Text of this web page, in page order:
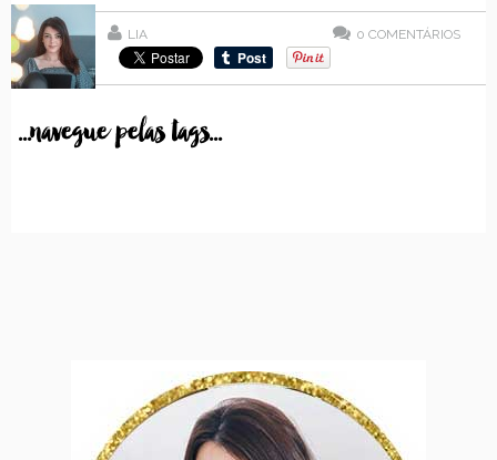
LIA 0 COMENTÁRIOS
...navegue pelas tags...